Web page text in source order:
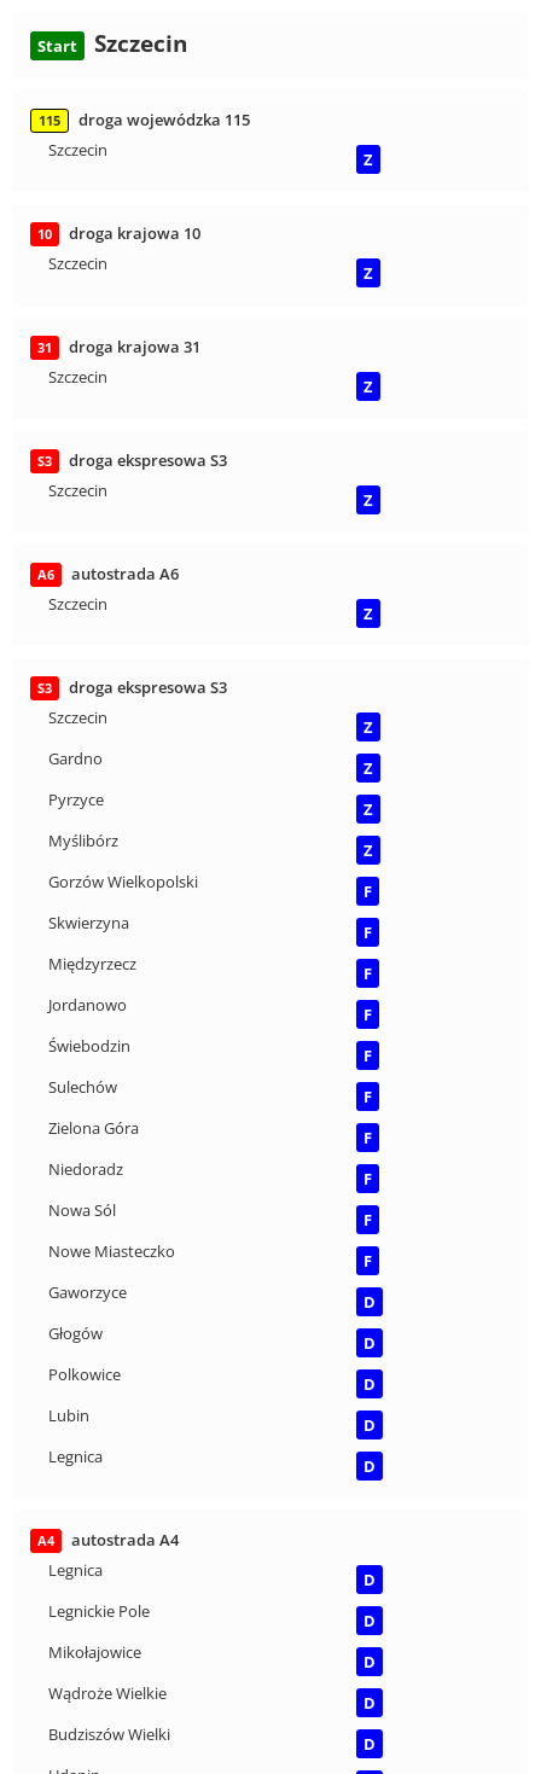
Start Szczecin
115
droga wojewódzka 115
Szczecin
Z
10
droga krajowa 10
Szczecin
Z
31
droga krajowa 31
Szczecin
Z
S3
droga ekspresowa S3
Szczecin
Z
A6
autostrada A6
Szczecin
Z
S3
droga ekspresowa S3
Szczecin
Z
Gardno
Z
Pyrzyce
Z
Myślibórz
Z
Gorzów Wielkopolski
F
Skwierzyna
F
Międzyrzecz
F
Jordanowo
F
Świebodzin
F
Sulechów
F
Zielona Góra
F
Niedoradz
F
Nowa Sól
F
Nowe Miasteczko
F
Gaworzyce
D
Głogów
D
Polkowice
D
Lubin
D
Legnica
D
A4
autostrada A4
Legnica
D
Legnickie Pole
D
Mikołajowice
D
Wądroże Wielkie
D
Budziszów Wielki
D